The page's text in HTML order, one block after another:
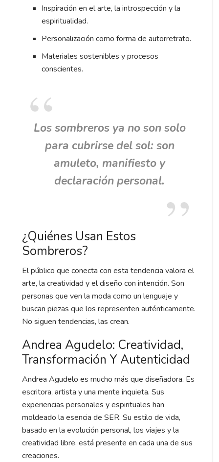
Inspiración en el arte, la introspección y la
espiritualidad.
Personalización como forma de autorretrato.
Materiales sostenibles y procesos
conscientes.
Los sombreros ya no son solo
para cubrirse del sol: son
amuleto, manifiesto y
declaración personal.
¿Quiénes Usan Estos
Sombreros?
El público que conecta con esta tendencia valora el
arte, la creatividad y el diseño con intención. Son
personas que ven la moda como un lenguaje y
buscan piezas que los representen auténticamente.
No siguen tendencias, las crean.
Andrea Agudelo: Creatividad,
Transformación Y Autenticidad
Andrea Agudelo es mucho más que diseñadora. Es
escritora, artista y una mente inquieta. Sus
experiencias personales y espirituales han
moldeado la esencia de SER. Su estilo de vida,
basado en la evolución personal, los viajes y la
creatividad libre, está presente en cada una de sus
creaciones.